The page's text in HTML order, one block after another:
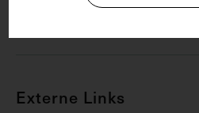
Externe Links